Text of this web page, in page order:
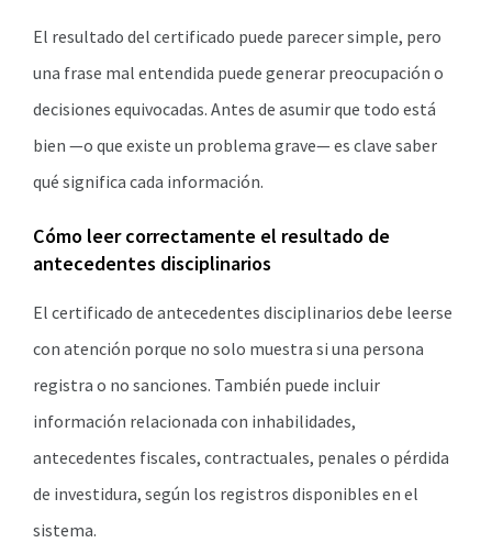
El resultado del certificado puede parecer simple, pero
una frase mal entendida puede generar preocupación o
decisiones equivocadas. Antes de asumir que todo está
bien —o que existe un problema grave— es clave saber
qué significa cada información.
Cómo leer correctamente el resultado de
antecedentes disciplinarios
El certificado de antecedentes disciplinarios debe leerse
con atención porque no solo muestra si una persona
registra o no sanciones. También puede incluir
información relacionada con inhabilidades,
antecedentes fiscales, contractuales, penales o pérdida
de investidura, según los registros disponibles en el
sistema.